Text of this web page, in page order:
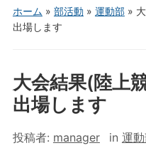
ホーム » 部活動 » 運動部»
出場します
大会結果(陸上
出場します
投稿者: manager in 運